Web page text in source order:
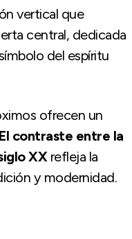
vertical que
central, dedicada
del espíritu
ofrecen un
El contraste entre la
XXrefleja la
y modernidad.